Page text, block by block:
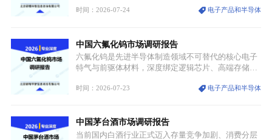
与大国科技博弈的关键战略资源。镓并非传统大宗金
领域渗透”的战略体系，成为全球科技产业运转的刚
需资源。
时间：2026-07-24 电子产品和半导体
中国六氟化钨市场调研报告
六氟化钨是先进半导体制造领域不可替代的核心电子
特气与前驱体材料，深度绑定逻辑芯片、高端存储芯
沉积（CVD）、原子层沉积（ALD）工艺专用前驱体
密制造流程。
时间：2026-07-23 电子产品和半导体
中国茅台酒市场调研报告
当前国内白酒行业正式迈入存量竞争加剧、消费分层